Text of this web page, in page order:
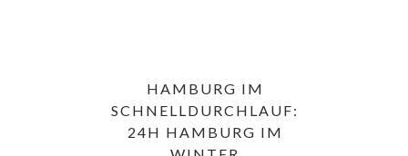
HAMBURG IM
SCHNELLDURCHLAUF:
24H HAMBURG IM